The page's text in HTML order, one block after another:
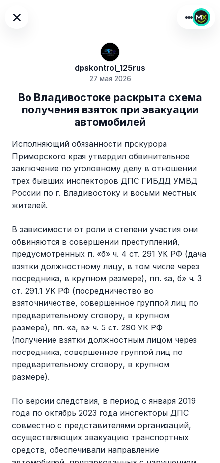
×
dpskontrol_125rus
27 мая 2026
Во Владивостоке раскрыта схема
получения взяток при эвакуации
автомобилей
Исполняющий обязанности прокурора
Приморского края утвердил обвинительное
заключение по уголовному делу в отношении
трех бывших инспекторов ДПС ГИБДД УМВД
России по г. Владивостоку и восьми местных
жителей.
В зависимости от роли и степени участия они
обвиняются в совершении преступлений,
предусмотренных п. «б» ч. 4 ст. 291 УК РФ (дача
взятки должностному лицу, в том числе через
посредника, в крупном размере), пп. «а, б» ч. 3
ст. 291.1 УК РФ (посредничество во
взяточничестве, совершенное группой лиц по
предварительному сговору, в крупном
размере), пп. «а, в» ч. 5 ст. 290 УК РФ
(получение взятки должностным лицом через
посредника, совершенное группой лиц по
предварительному сговору, в крупном
размере).
По версии следствия, в период с января 2019
года по октябрь 2023 года инспекторы ДПС
совместно с представителями организаций,
осуществляющих эвакуацию транспортных
средств, обеспечивали направление